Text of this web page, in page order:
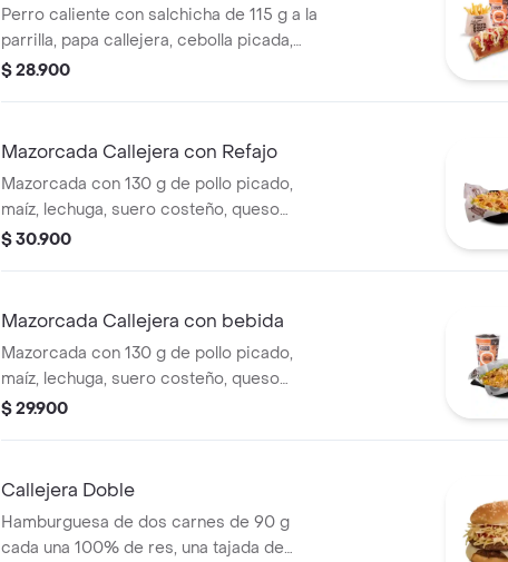
Perro caliente con salchicha de 115 g a la
parrilla, papa callejera, cebolla picada,
salsa blanca, salsa de tomate y mostaza
$ 28.900
Mazorcada Callejera con Refajo
Mazorcada con 130 g de pollo picado,
maíz, lechuga, suero costeño, queso
costeño, salsa BBQ, salsa Corral, salsa
$ 30.900
Mazorcada Callejera con bebida
Mazorcada con 130 g de pollo picado,
maíz, lechuga, suero costeño, queso
costeño, salsa BBQ, salsa Corral, salsa
$ 29.900
Callejera Doble
Hamburguesa de dos carnes de 90 g
cada una 100% de res, una tajada de